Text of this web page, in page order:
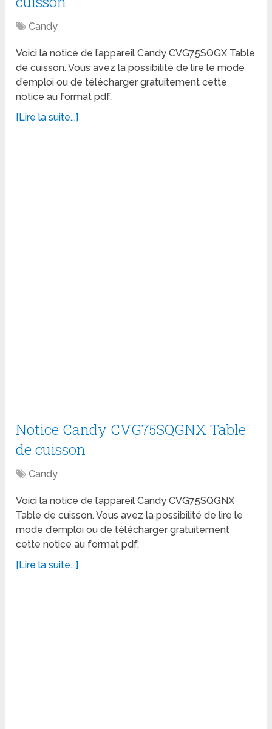
Candy
Voici la notice de l’appareil Candy CVG75SQGX Table
de cuisson. Vous avez la possibilité de lire le mode
d’emploi ou de télécharger gratuitement cette
notice au format pdf.
[Lire la suite...]
Notice Candy CVG75SQGNX Table
de cuisson
Candy
Voici la notice de l’appareil Candy CVG75SQGNX
Table de cuisson. Vous avez la possibilité de lire le
mode d’emploi ou de télécharger gratuitement
cette notice au format pdf.
[Lire la suite...]